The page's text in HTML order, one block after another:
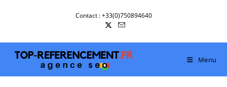
Contact : +33(0)750894640
Menu